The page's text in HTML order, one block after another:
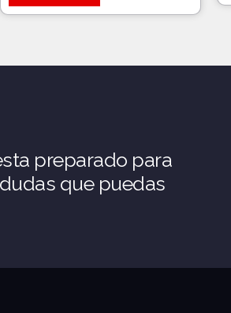
preparado para
que puedas